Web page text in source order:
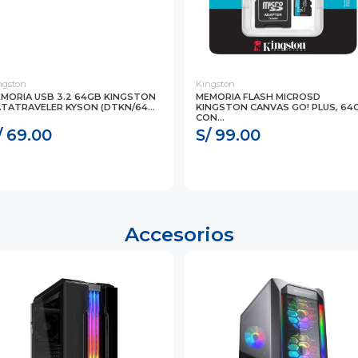
USB 3.2 64GB KINGSTON
KYSON (DTKN/64...
69.00
Kingston
MEMORIA FLASH MICROSD
KINGSTON CANVAS GO! PLUS,
CON...
S/ 99.00
Accesorios